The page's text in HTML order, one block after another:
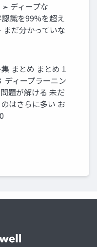
ディープな
識を99%を超え
だ分かっていな
まとめ まとめ１
ディープラーニン
題が解ける 未だ
はさらに多い お